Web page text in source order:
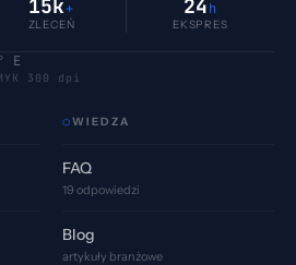
15k+
ZLECEŃ
24h
EKSPRES
E
300 dpi
⬡ WIEDZA
FAQ
19 odpowiedzi
Blog
artykuły branżowe